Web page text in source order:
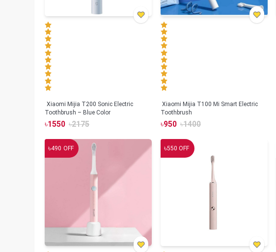
Xiaomi Mijia T200 Sonic Electric
Toothbrush – Blue Color
৳1550 ৳2175
Xiaomi Mijia T100 Mi Smart Electric
Toothbrush
৳950 ৳1400
৳490 OFF ৳550 OFF